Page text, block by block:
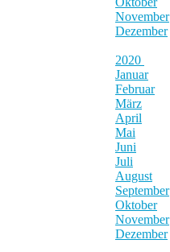
November
Dezember
2020
Januar
Februar
März
April
Mai
Juni
Juli
August
September
Oktober
November
Dezember